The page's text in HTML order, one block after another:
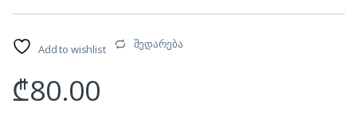
Add to wishlist შედარება
₾80.00